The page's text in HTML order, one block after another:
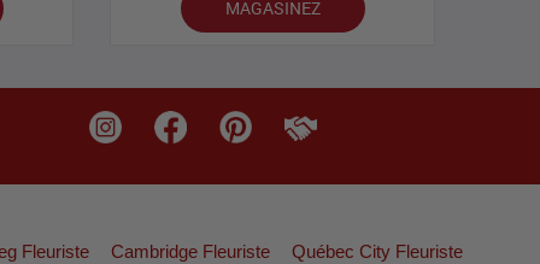
MAGASINEZ
Fleuriste Cambridge Fleuriste
Québec City Fleuriste